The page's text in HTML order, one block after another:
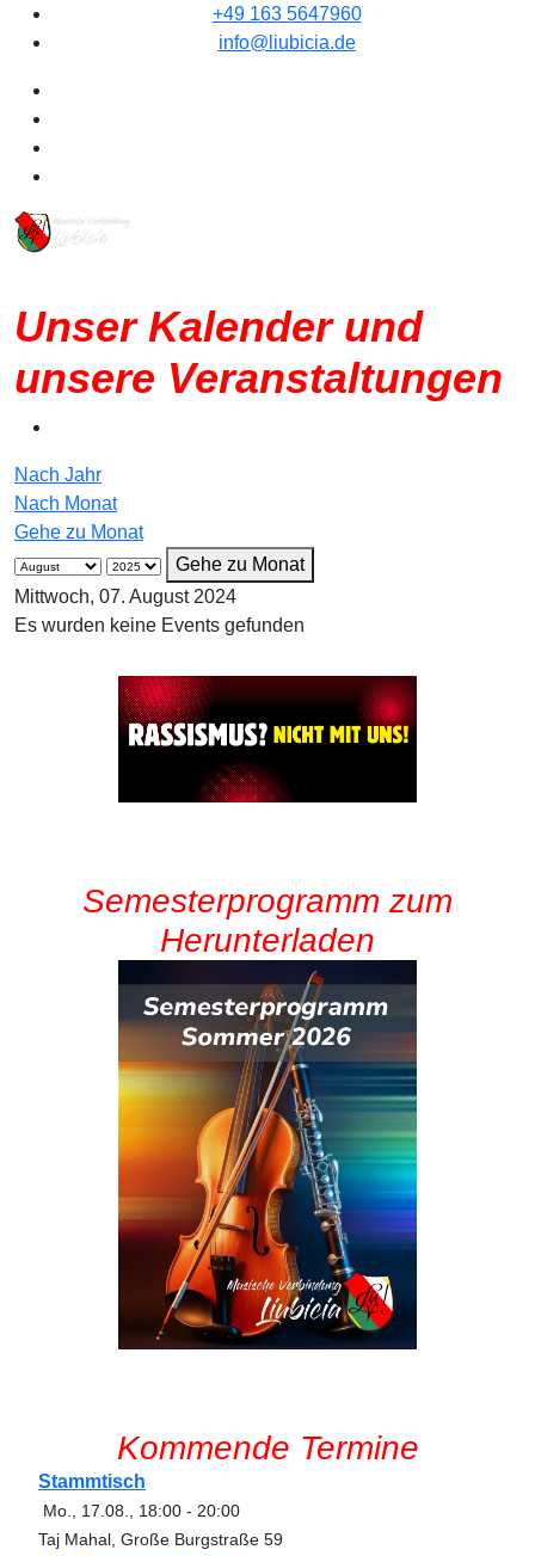
+49 163 5647960
info@liubicia.de
Unser Kalender und
unsere Veranstaltungen
Nach Jahr
Nach Monat
Gehe zu Monat
Gehe zu Monat
Mittwoch, 07. August 2024
Es wurden keine Events gefunden
Semesterprogramm zum
Herunterladen
Kommende Termine
Stammtisch
Mo., 17.08. 18:00 - 20:00
Taj Mahal, Große Burgstraße 59